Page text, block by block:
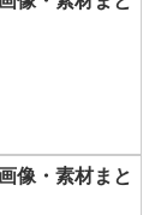
像・素材まと